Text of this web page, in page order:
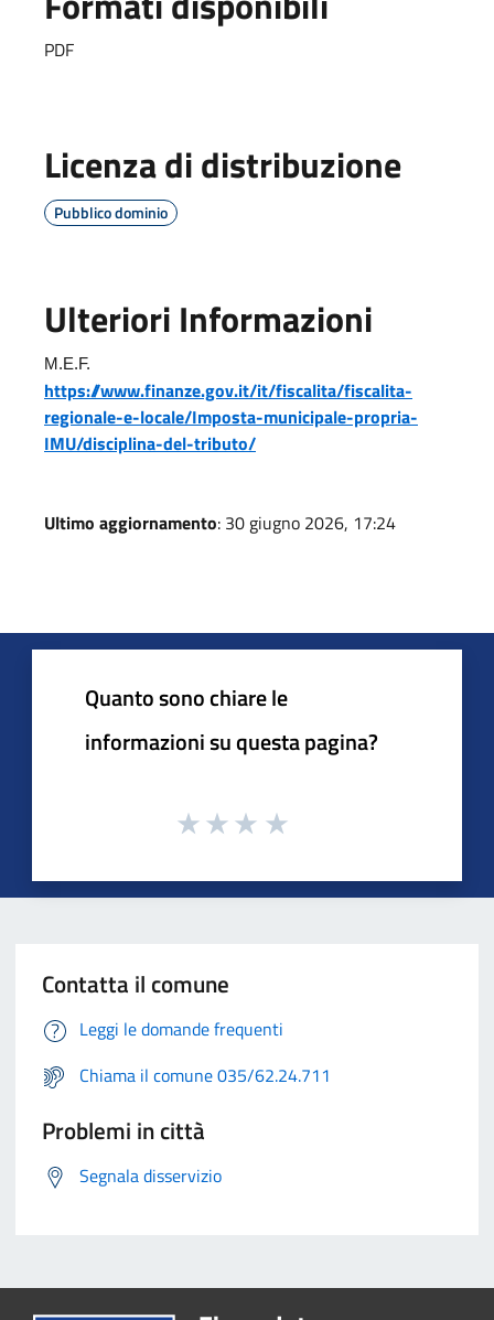
PDF
Licenza di distribuzione
Pubblico dominio
Ulteriori Informazioni
M.E.F.
https://www.finanze.gov.it/it/fiscalita/fiscalita-
regionale-e-locale/Imposta-municipale-propria-
IMU/disciplina-del-tributo/
Ultimo aggiornamento: 30 giugno 2026, 17:24
Quanto sono chiare le
informazioni su questa pagina?
Contatta il comune
Leggi le domande frequenti
Chiama il comune 035/62.24.711
Problemi in città
Segnala disservizio